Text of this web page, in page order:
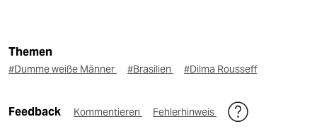
Themen
#Dumme weiße Männer #Brasilien #Dilma Rousseff
Feedback Kommentieren Fehlerhinweis